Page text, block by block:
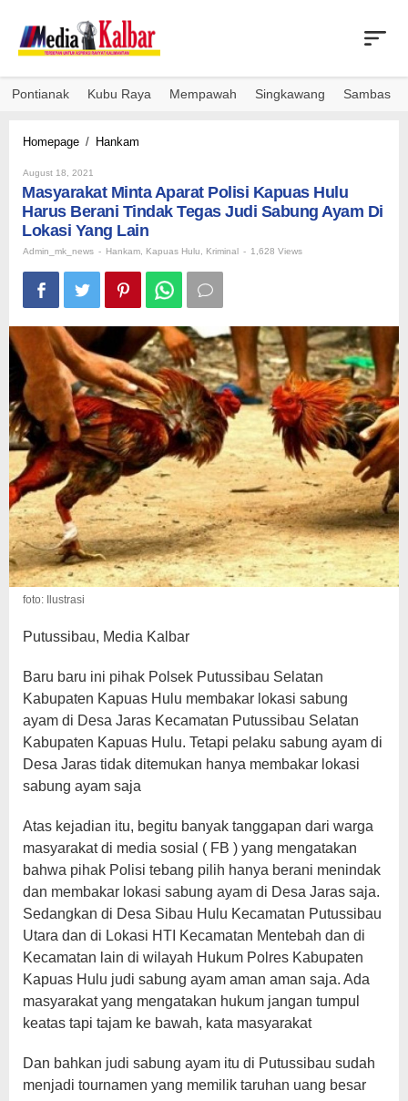
content
Pontianak Kubu Raya Mempawah Singkawang Sambas
Homepage / Hankam
Polisi
Kapuas
Harus
Berani
Tindak
Tegas
Judi
Ayam
Di
Lokasi
Yang
Lain
August 18, 2021
Masyarakat Minta Aparat Polisi Kapuas Hulu
Harus Berani Tindak Tegas Judi Sabung Ayam Di
Lokasi Yang Lain
Admin_mk_news - Hankam Kapuas Hulu Kriminal - 1,628 Views
foto: Ilustrasi
Putussibau, Media Kalbar
Baru baru ini pihak Polsek Putussibau Selatan
Kabupaten Kapuas Hulu membakar lokasi sabung
ayam di Desa Jaras Kecamatan Putussibau Selatan
Kabupaten Kapuas Hulu. Tetapi pelaku sabung ayam di
Desa Jaras tidak ditemukan hanya membakar lokasi
sabung ayam saja
Atas kejadian itu, begitu banyak tanggapan dari warga
masyarakat di media sosial ( FB ) yang mengatakan
bahwa pihak Polisi tebang pilih hanya berani menindak
dan membakar lokasi sabung ayam di Desa Jaras saja.
Sedangkan di Desa Sibau Hulu Kecamatan Putussibau
Utara dan di Lokasi HTI Kecamatan Mentebah dan di
Kecamatan lain di wilayah Hukum Polres Kabupaten
Kapuas Hulu judi sabung ayam aman aman saja. Ada
masyarakat yang mengatakan hukum jangan tumpul
keatas tapi tajam ke bawah, kata masyarakat
Dan bahkan judi sabung ayam itu di Putussibau sudah
menjadi tournamen yang memilik taruhan uang besar